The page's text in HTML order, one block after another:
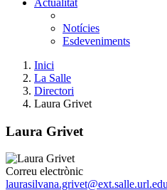
Actualitat
Notícies
Esdeveniments
Inici
La Salle
Directori
Laura Grivet
Laura Grivet
Correu electrònic